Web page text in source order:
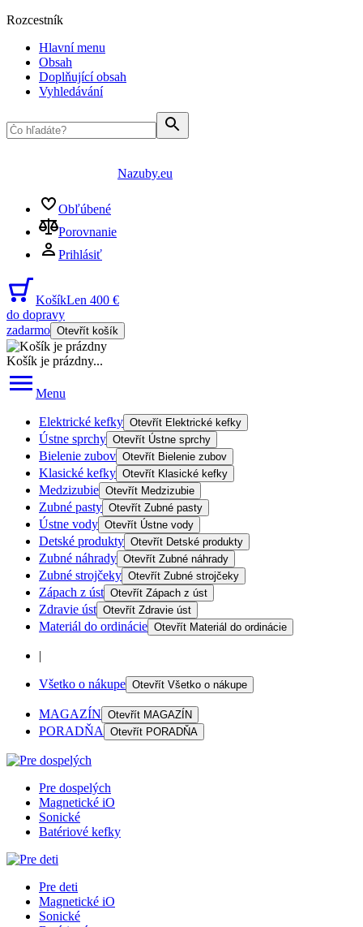
Rozcestník
Hlavní menu
Obsah
Doplňující obsah
Vyhledávání
Nazuby.eu
Obľúbené
Porovnanie
Prihlásiť
KošíkLen 400 €
do dopravy
zadarmo Otevřít košík
Košík je prázdny...
Menu
Elektrické kefky Otevřít Elektrické kefky
Ústne sprchy Otevřít Ústne sprchy
Bielenie zubov Otevřít Bielenie zubov
Klasické kefky Otevřít Klasické kefky
Medzizubie Otevřít Medzizubie
Zubné pasty Otevřít Zubné pasty
Ústne vody Otevřít Ústne vody
Detské produkty Otevřít Detské produkty
Zubné náhrady Otevřít Zubné náhrady
Zubné strojčeky Otevřít Zubné strojčeky
Zápach z úst Otevřít Zápach z úst
Zdravie úst Otevřít Zdravie úst
Materiál do ordinácie Otevřít Materiál do ordinácie
|
Všetko o nákupe Otevřít Všetko o nákupe
MAGAZÍN Otevřít MAGAZÍN
PORADŇA Otevřít PORADŇA
Pre dospelých
Magnetické iO
Sonické
Batériové kefky
Pre deti
Magnetické iO
Sonické